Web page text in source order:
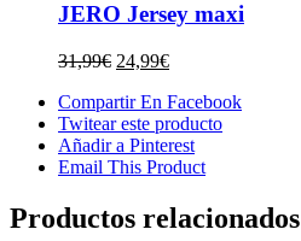
JERO Jersey maxi
31,99€ El
original
era:
31,99€.
24,99€El
actual
es:
24,99€.
Compartir En Facebook
Twitear este producto
Añadir a Pinterest
Email This Product
Productos relacionados